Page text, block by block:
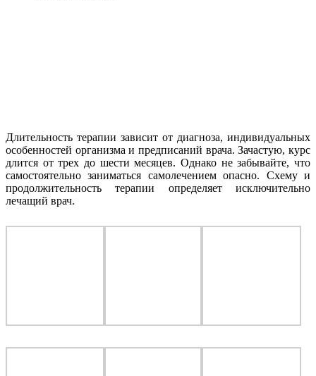
Длительность терапии зависит от диагноза, индивидуальных
особенностей организма и предписаний врача. Зачастую, курс
длится от трех до шести месяцев. Однако не забывайте, что
самостоятельно заниматься самолечением опасно. Схему и
продолжительность терапии определяет исключительно
лечащий врач.